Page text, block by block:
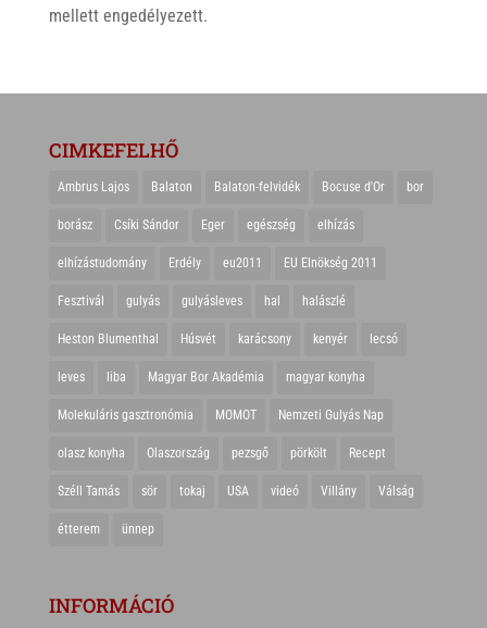
mellett engedélyezett.
CIMKEFELHŐ
Ambrus Lajos Balaton Balaton-felvidék Bocuse d'Or bor
borász Csíki Sándor Eger egészség elhízás
elhízástudomány Erdély eu2011 EU Elnökség 2011
Fesztivál gulyás gulyásleves hal halászlé
Heston Blumenthal Húsvét karácsony kenyér lecsó
leves liba Magyar Bor Akadémia magyar konyha
Molekuláris gasztronómia MOMOT Nemzeti Gulyás Nap
olasz konyha Olaszország pezsgő pörkölt Recept
Széll Tamás sör tokaj USA videó Villány Válság
étterem ünnep
INFORMÁCIÓ